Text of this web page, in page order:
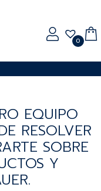
0
EQUIPO
RESOLVER
SOBRE
Y